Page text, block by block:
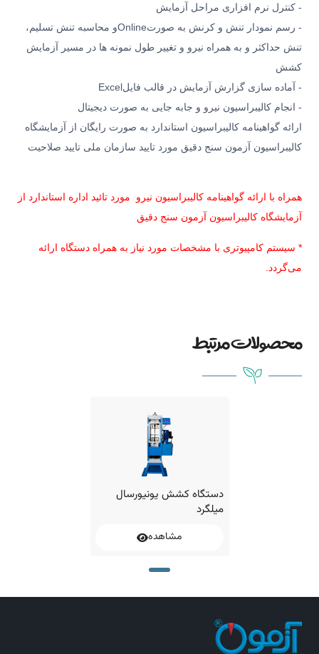
- کنترل نرم افزاری مراحل آزمایش
- رسم نمودار تنش و کرنش به صورتOnlineو محاسبه تنش تسلیم،
تنش حداکثر و به همراه نیرو و تغییر طول نمونه ها در مسیر آزمایش
کشش
- آماده سازی گزارش آزمایش در قالب فایلExcel
- انجام کالیبراسیون نیرو و جابه جایی به صورت دیجیتال
ارائه گواهینامه کالیبراسیون استاندارد به صورت رایگان از آزمایشگاه
کالیبراسیون آزمون سنج دقیق مورد تایید سازمان ملی تایید صلاحیت
همراه با ارائه گواهینامه کالیبراسیون نیرو مورد تائید اداره استاندارد از
آزمایشگاه کالیبراسیون آزمون سنج دقیق
* سیستم کامپیوتری با مشخصات مورد نیاز به همراه دستگاه ارائه
می‌گردد.
محصولات مرتبط
دستگاه کشش یونیورسال
میلگرد
مشاهده